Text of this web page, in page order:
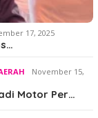
17, 2025
November 15,
Motor Per…